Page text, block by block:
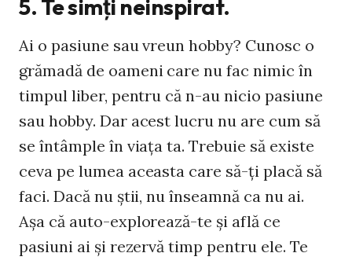
5. Te simţi neinspirat.
Ai o pasiune sau vreun hobby? Cunosc o
grămadă de oameni care nu fac nimic în
timpul liber, pentru că n-au nicio pasiune
sau hobby. Dar acest lucru nu are cum să
se întâmple în viaţa ta. Trebuie să existe
ceva pe lumea aceasta care să-ţi placă să
faci. Dacă nu ştii, nu înseamnă ca nu ai.
Aşa că auto-explorează-te şi află ce
pasiuni ai şi rezervă timp pentru ele. Te